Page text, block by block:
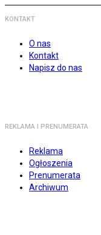
KONTAKT
O nas
Kontakt
Napisz do nas
REKLAMA I PRENUMERATA
Reklama
Ogłoszenia
Prenumerata
Archiwum